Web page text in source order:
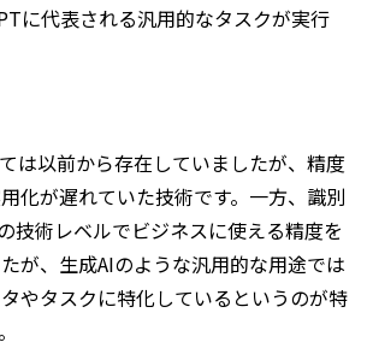
に代表される汎用的なタスクが実行
は以前から存在していましたが、精度
化が遅れていた技術です。一方、識別
技術レベルでビジネスに使える精度を
が、生成AIのような汎用的な用途では
やタスクに特化しているというのが特